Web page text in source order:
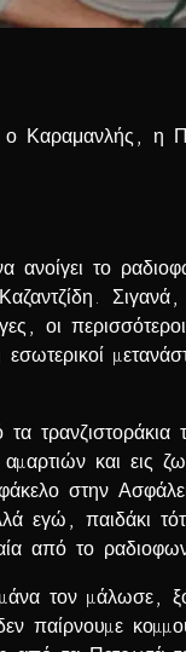
Καραμανλής, η
το
οι
και εις
στην
εγώ, παιδάκι
από το
τον µάλωσε,
παίρνουµε